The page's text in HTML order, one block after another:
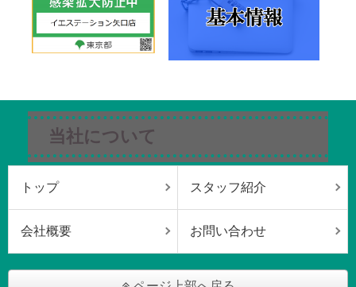
当社について
トップ スタッフ紹介
会社概要 お問い合わせ